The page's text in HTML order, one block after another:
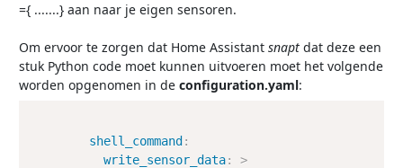
={ .......} aan naar je eigen sensoren.
Om ervoor te zorgen dat Home Assistant snapt dat deze een
stuk Python code moet kunnen uitvoeren moet het volgende
worden opgenomen in de configuration.yaml:
shell_command :
write_sensor_data:
>